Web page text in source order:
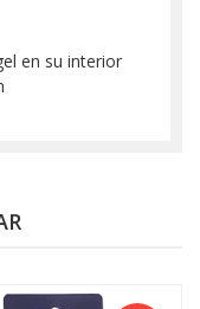
en su interior